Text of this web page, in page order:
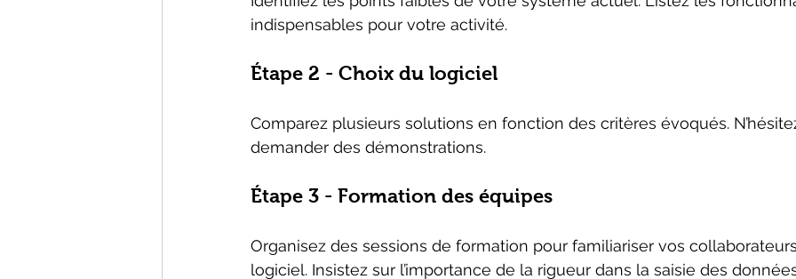
indispensables pour votre activité.
Étape 2 - Choix du logiciel
Comparez plusieurs solutions en fonction des critères évoqués.
demander des démonstrations.
Étape 3 - Formation des équipes
Organisez des sessions de formation pour familiariser vos
logiciel. Insistez sur l’importance de la rigueur dans la saisie des